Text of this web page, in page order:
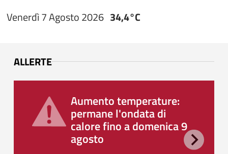
Venerdì 7 Agosto 2026 34,4°C
ALLERTE
Aumento temperature:
permane l'ondata di
calore fino a domenica 9
agosto